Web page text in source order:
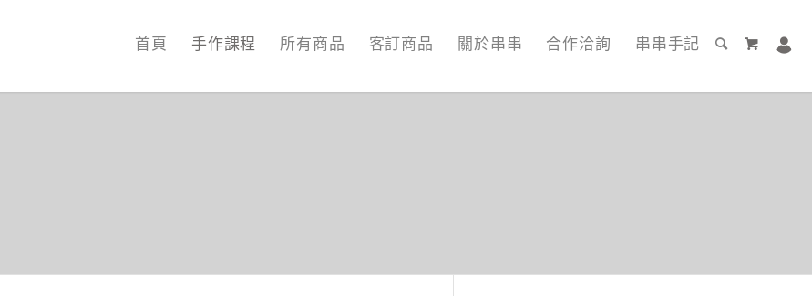
首頁 手作課程 所有商品 客訂商品 關於串串 合作洽詢 串串手記